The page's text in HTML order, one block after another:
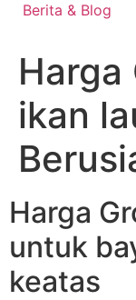
Berita & Blog
Harga
ikan
Harga
untuk
keatas